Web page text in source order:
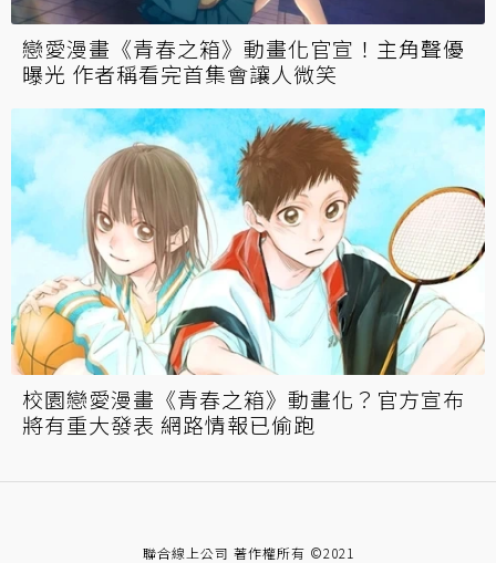
戀愛漫畫《青春之箱》動畫化官宣！主角聲優
曝光 作者稱看完首集會讓人微笑
校園戀愛漫畫《青春之箱》動畫化？官方宣布
將有重大發表 網路情報已偷跑
聯合線上公司 著作權所有 ©2021